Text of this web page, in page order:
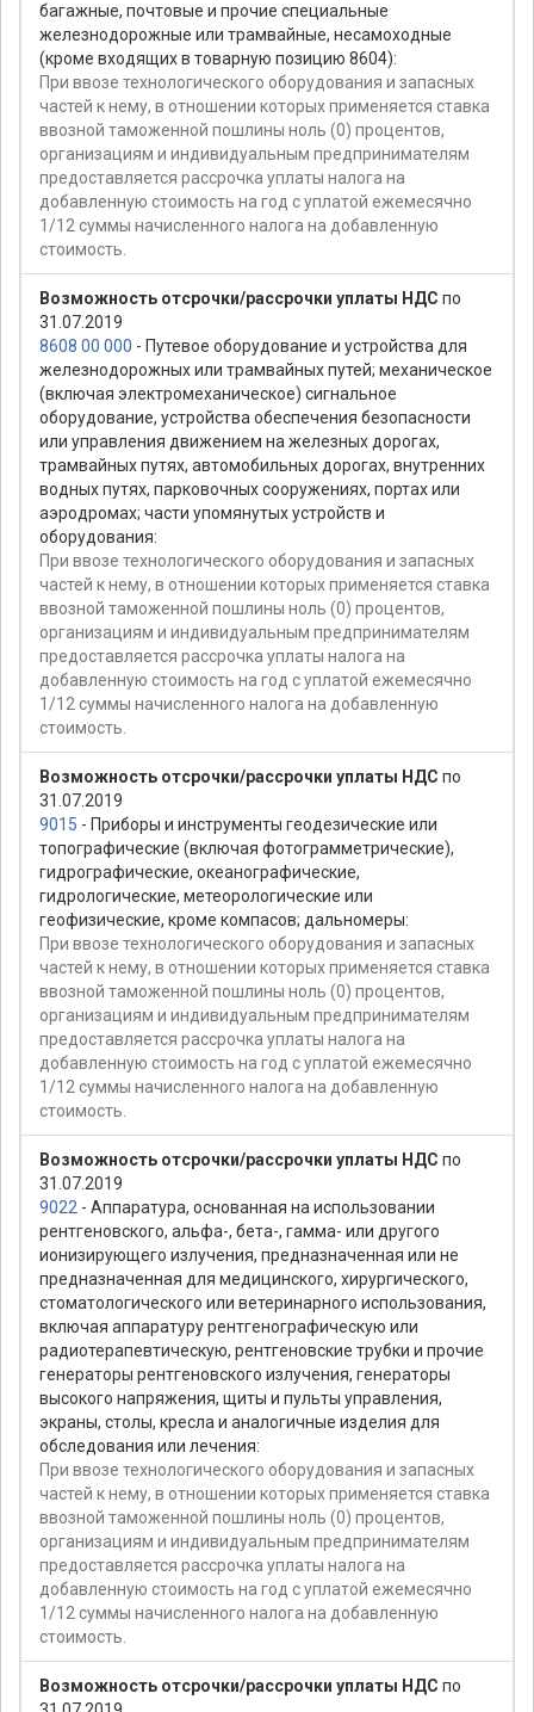
багажные, почтовые и прочие специальные
железнодорожные или трамвайные, несамоходные
(кроме входящих в товарную позицию 8604):
При ввозе технологического оборудования и запасных
частей к нему, в отношении которых применяется ставка
ввозной таможенной пошлины ноль (0) процентов,
организациям и индивидуальным предпринимателям
предоставляется рассрочка уплаты налога на
добавленную стоимость на год с уплатой ежемесячно
1/12 суммы начисленного налога на добавленную
стоимость.
Возможность отсрочки/рассрочки уплаты НДС по
31.07.2019
8608 00 000 - Путевое оборудование и устройства для
железнодорожных или трамвайных путей; механическое
(включая электромеханическое) сигнальное
оборудование, устройства обеспечения безопасности
или управления движением на железных дорогах,
трамвайных путях, автомобильных дорогах, внутренних
водных путях, парковочных сооружениях, портах или
аэродромах; части упомянутых устройств и
оборудования:
При ввозе технологического оборудования и запасных
частей к нему, в отношении которых применяется ставка
ввозной таможенной пошлины ноль (0) процентов,
организациям и индивидуальным предпринимателям
предоставляется рассрочка уплаты налога на
добавленную стоимость на год с уплатой ежемесячно
1/12 суммы начисленного налога на добавленную
стоимость.
Возможность отсрочки/рассрочки уплаты НДС по
31.07.2019
9015 - Приборы и инструменты геодезические или
топографические (включая фотограмметрические),
гидрографические, океанографические,
гидрологические, метеорологические или
геофизические, кроме компасов; дальномеры:
При ввозе технологического оборудования и запасных
частей к нему, в отношении которых применяется ставка
ввозной таможенной пошлины ноль (0) процентов,
организациям и индивидуальным предпринимателям
предоставляется рассрочка уплаты налога на
добавленную стоимость на год с уплатой ежемесячно
1/12 суммы начисленного налога на добавленную
стоимость.
Возможность отсрочки/рассрочки уплаты НДС по
31.07.2019
9022 - Аппаратура, основанная на использовании
рентгеновского, альфа-, бета-, гамма- или другого
ионизирующего излучения, предназначенная или не
предназначенная для медицинского, хирургического,
стоматологического или ветеринарного использования,
включая аппаратуру рентгенографическую или
радиотерапевтическую, рентгеновские трубки и прочие
генераторы рентгеновского излучения, генераторы
высокого напряжения, щиты и пульты управления,
экраны, столы, кресла и аналогичные изделия для
обследования или лечения:
При ввозе технологического оборудования и запасных
частей к нему, в отношении которых применяется ставка
ввозной таможенной пошлины ноль (0) процентов,
организациям и индивидуальным предпринимателям
предоставляется рассрочка уплаты налога на
добавленную стоимость на год с уплатой ежемесячно
1/12 суммы начисленного налога на добавленную
стоимость.
Возможность отсрочки/рассрочки уплаты НДС по